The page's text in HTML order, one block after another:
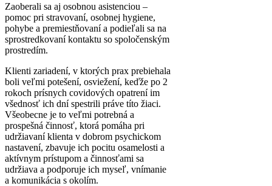
Zaoberali sa aj osobnou asistenciou –
pomoc pri stravovaní, osobnej hygiene,
pohybe a premiestňovaní a podieľali sa na
sprostredkovaní kontaktu so spoločenským
prostredím.
Klienti zariadení, v ktorých prax prebiehala
boli veľmi potešení, osviežení, keďže po 2
rokoch prísnych covidových opatrení im
všednosť ich dní spestrili práve títo žiaci.
Všeobecne je to veľmi potrebná a
prospešná činnosť, ktorá pomáha pri
udržiavaní klienta v dobrom psychickom
nastavení, zbavuje ich pocitu osamelosti a
aktívnym prístupom a činnosťami sa
udržiava a podporuje ich myseľ, vnímanie
a komunikácia s okolím.